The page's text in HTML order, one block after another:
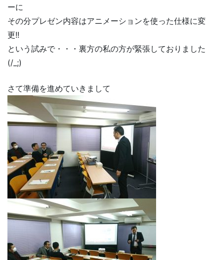
ーに
その分プレゼン内容はアニメーションを使った仕様に変
更!!
という試みで・・・裏方の私の方が緊張しておりました
(/_;)
さて準備を進めていきまして